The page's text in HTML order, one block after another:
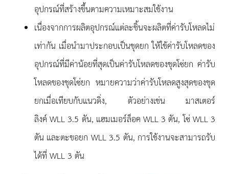
อุปกรณ์ที่สร้างขึ้นตามความเหมาะสมใช้งาน
เนื่องจากการผลิตอุปกรณ์แต่ละชิ้นจะผลิตที่ค่ารับโหลดไม่
เท่ากัน เมื่อนำมาประกอบเป็นชุดยก ให้ใช้ค่ารับโหลดของ
อุปกรณ์ที่มีค่าน้อยที่สุดเป็นค่ารับโหลดของชุดโซ่ยก ค่ารับ
โหลดของชุดโซ่ยก หมายความว่าค่ารับโหลดสูงสุดของชุด
ยกเมื่อเทียบกับแนวดิ่ง, ตัวอย่างเช่น มาสเตอร์
ลิงค์ WLL 3.5 ตัน, แฮมเมอร์ล็อค WLL 3 ตัน, โซ่ WLL 3
ตัน และตะขอยก WLL 3.5 ตัน, การใช้งานจะสามารถรับ
ได้ที่ WLL 3 ตัน